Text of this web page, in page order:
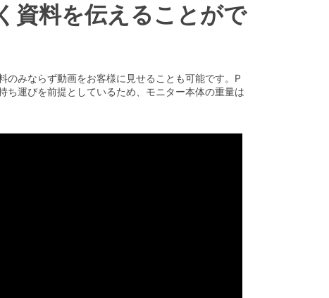
資料を伝えることがで
みならず動画をお客様に見せることも可能です。P
運びを前提としているため、モニター本体の重量は